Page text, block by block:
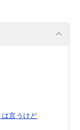
言うけど